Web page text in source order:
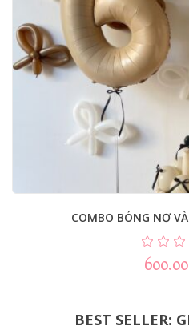
COMBO BÓNG NƠ
BEST SELLER: